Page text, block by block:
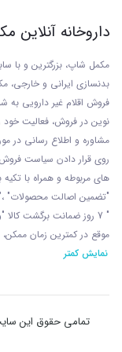
باعث افزایش
حجم عضلانی و
آب رسانی بهتر
افراد افزایش
ریکاوری شوند.
مزایا و نقاط مثبت
این محصول مزایا
در ادامه به برخی
کرد:
داروخانه آنلاین
مکمل شاپ، بزرگترین و با
بدنسازی ایرانی و خارجی،
فروش اقلام غیر دارویی به شماره 143/1400/
نوين در فروش، فعاليت خود
مشاوره و اطلاع رسانی در
روی قرار دادن سياست فروش
های مربوطه و همراه با
"تضمين اصالت محصولات"
" 7 روز ضمانت برگشت
موقع در کمترين زمان
نمایش کمتر
تمامی حقوق این